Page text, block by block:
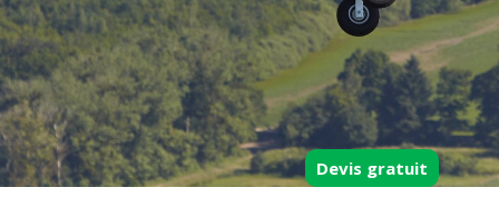
Devis gratuit